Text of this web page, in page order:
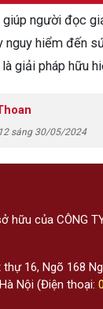
giúp người đọc
nguy hiểm đến
giải pháp hữu
sáng 30/05/2024
hữu của CÔNG
thự 16, Ngõ 168
Nội (Điện thoại: